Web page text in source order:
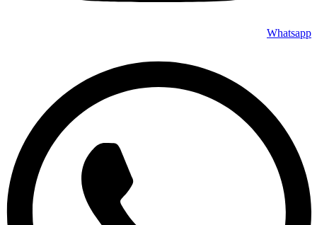
Whatsapp